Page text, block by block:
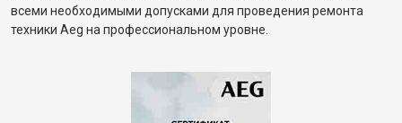
всеми необходимыми допусками для проведения ремонта
техники Aeg на профессиональном уровне.